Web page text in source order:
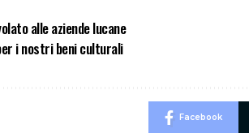
alle aziende lucane
i nostri beni culturali
Facebook